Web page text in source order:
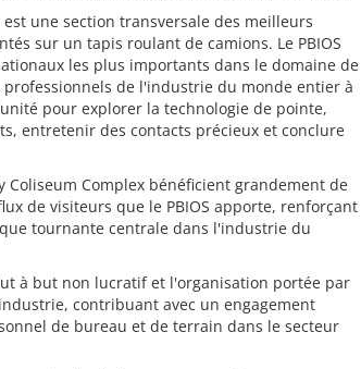
une section transversale des meilleurs
sur un tapis roulant de camions. Le PBIOS
les plus importants dans le domaine de
de l'industrie du monde entier à
pour explorer la technologie de pointe,
entretenir des contacts précieux et conclure
Coliseum Complex bénéficient grandement de
de visiteurs que le PBIOS apporte, renforçant
tournante centrale dans l'industrie du
à but non lucratif et l'organisation portée par
contribuant avec un engagement
de bureau et de terrain dans le secteur